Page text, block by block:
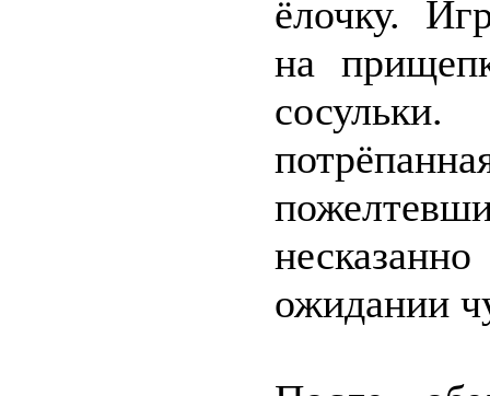
ёлочку.
на
ожидании